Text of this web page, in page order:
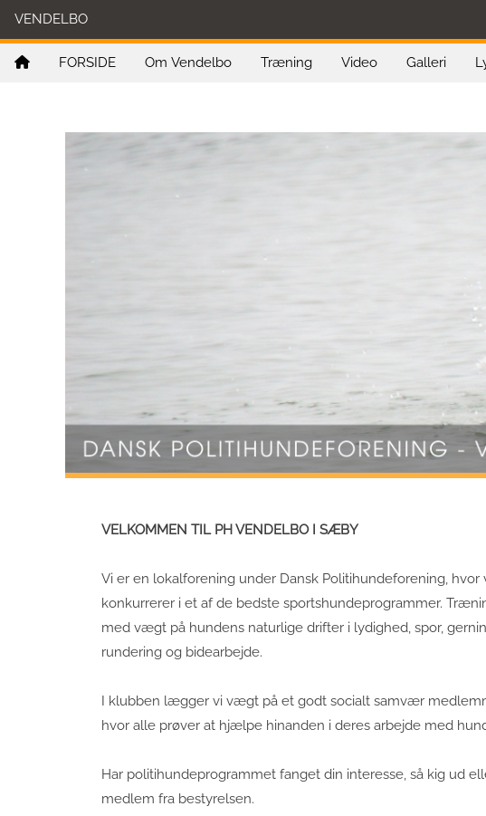
VENDELBO
FORSIDE Om Vendelbo Træning Video Galleri
VELKOMMEN TIL PH VENDELBO I SÆBY
Vi er en lokalforening under Dansk Politihundeforening,
konkurrerer i et af de bedste sportshundeprogrammer.
med vægt på hundens naturlige drifter i lydighed, spor,
rundering og bidearbejde.
I klubben lægger vi vægt på et godt socialt samvær
hvor alle prøver at hjælpe hinanden i deres arbejde med
Har politihundeprogrammet fanget din interesse, så kig ud
medlem fra bestyrelsen.